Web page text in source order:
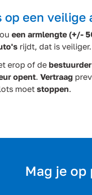
op een
een armlengte (+/-
rijdt, dat is veiliger.
erop of debestuurder
opent. Vertraag
moet stoppen.
Mag je